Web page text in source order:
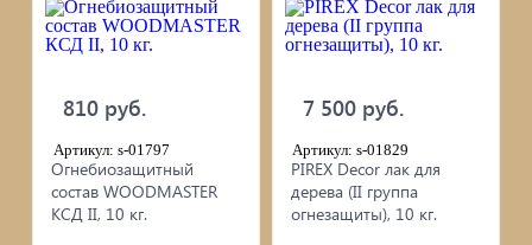
черепица...
Лакокрасочные материалы
Электро-бензо инструменты
810 руб.
Артикул: s-01797
Огнебиозащитный
состав WOODMASTER
КСД II, 10 кг.
7 500 руб.
Артикул: s-01829
PIREX Decor лак для
дерева (II группа
огнезащиты), 10 кг.